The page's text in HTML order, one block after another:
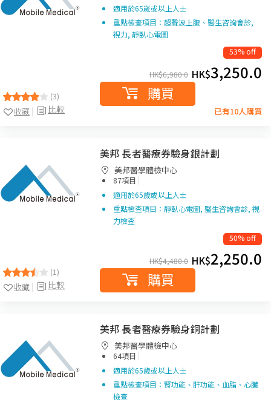
(3)
比較
收藏
適用於65嵗或以上人士
重點檢查項目：超聲波上腹、醫生咨詢會診,
視力, 靜臥心電圖
53% off
HK$6,980.0 HK$3,250.0
購買
已有10人購買
(1)
比較
收藏
美邦 長者醫療券驗身銀計劃
美邦醫學體檢中心
87項目 |
適用於65歲或以上人士
重點檢查項目：靜臥心電圖, 醫生咨詢會診, 視
力檢查
50% off
HK$4,480.0 HK$2,250.0
購買
美邦 長者醫療券驗身銅計劃
美邦醫學體檢中心
64項目 |
適用於65歲或以上人士
重點檢查項目：腎功能、肝功能、血脂、心臟
檢查